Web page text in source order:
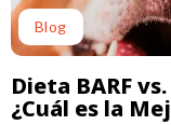
Blog
Dieta BARF
¿Cuál es la